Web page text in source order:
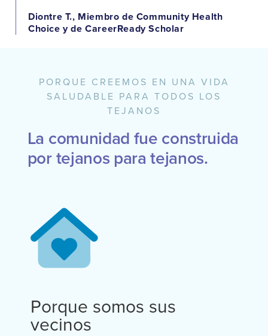
Diontre T., Miembro de Community Health
Choice y de CareerReady Scholar
PORQUE CREEMOS EN UNA VIDA
SALUDABLE PARA TODOS LOS
TEJANOS
La comunidad fue construida
por tejanos para tejanos.
Porque somos sus
vecinos